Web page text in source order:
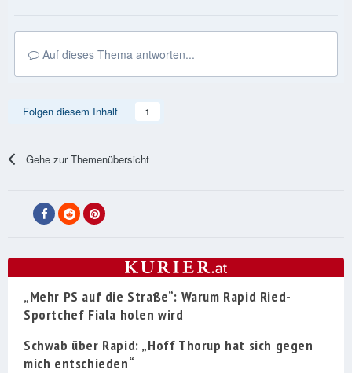
Auf dieses Thema antworten...
Folgen diesem Inhalt 1
Gehe zur Themenübersicht
„Mehr PS auf die Straße“: Warum Rapid Ried-
Sportchef Fiala holen wird
Schwab über Rapid: „Hoff Thorup hat sich gegen
mich entschieden“